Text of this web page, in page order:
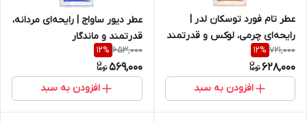
عطر تام فورد توسکان لدر |
رایحه‌ای چرمی، لوکس و قدرتمند
721,000
12%
628,000
افزودن به سبد
عطر دیور ساواج | رایحه‌ای مردانه،
قدرتمند و ماندگار
653,000
12%
569,000
افزودن به سبد